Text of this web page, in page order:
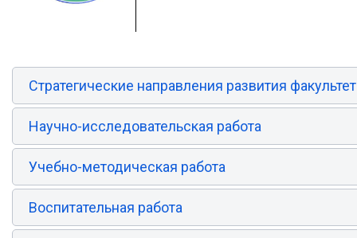
Стратегические направления развития
Научно-исследовательская работа
Учебно-методическая работа
Воспитательная работа